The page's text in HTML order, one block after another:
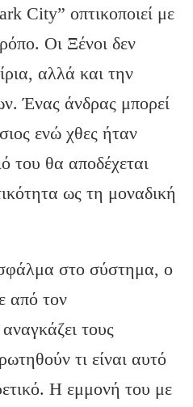
City” οπτικοποιεί με
Οι Ξένοι δεν
αλλά και την
Ένας άνδρας μπορεί
ενώ χθες ήταν
του θα αποδέχεται
ως τη μοναδική
στο σύστημα, ο
από τον
τους
τι είναι αυτό
Η εμμονή του με